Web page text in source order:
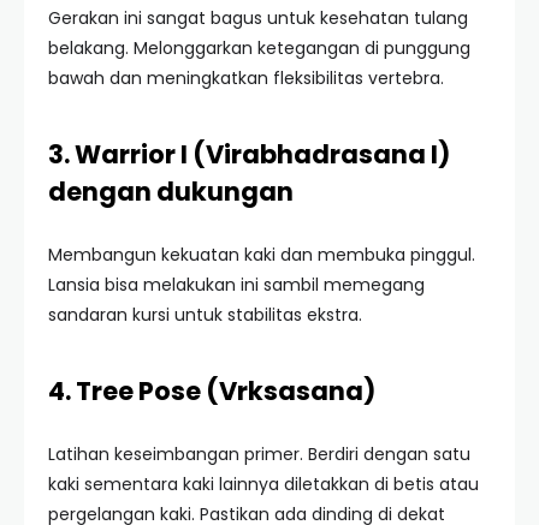
Gerakan ini sangat bagus untuk kesehatan tulang
belakang. Melonggarkan ketegangan di punggung
bawah dan meningkatkan fleksibilitas vertebra.
3. Warrior I (Virabhadrasana I)
dengan dukungan
Membangun kekuatan kaki dan membuka pinggul.
Lansia bisa melakukan ini sambil memegang
sandaran kursi untuk stabilitas ekstra.
4. Tree Pose (Vrksasana)
Latihan keseimbangan primer. Berdiri dengan satu
kaki sementara kaki lainnya diletakkan di betis atau
pergelangan kaki. Pastikan ada dinding di dekat